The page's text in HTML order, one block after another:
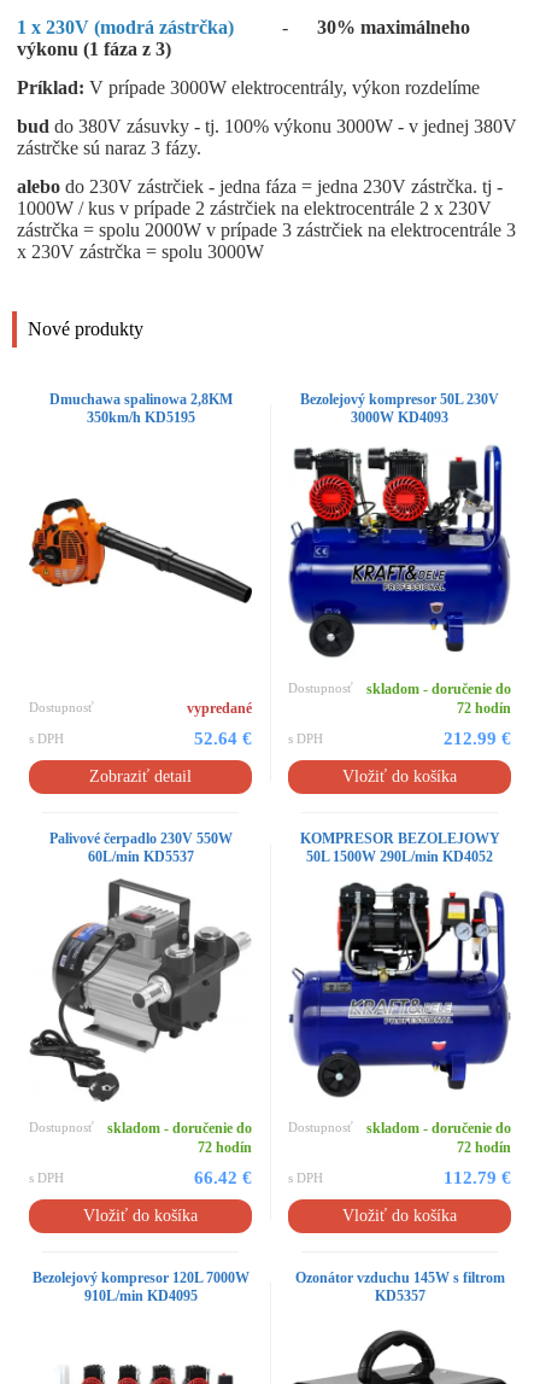
1 x 230V (modrá zástrčka) - 30% maximálneho
výkonu (1 fáza z 3)
Príklad: V prípade 3000W elektrocentrály, výkon rozdelíme
bud do 380V zásuvky - tj. 100% výkonu 3000W - v jednej 380V
zástrčke sú naraz 3 fázy.
alebo do 230V zástrčiek - jedna fáza = jedna 230V zástrčka. tj -
1000W / kus v prípade 2 zástrčiek na elektrocentrále 2 x 230V
zástrčka = spolu 2000W v prípade 3 zástrčiek na elektrocentrále 3
x 230V zástrčka = spolu 3000W
Nové produkty
Dmuchawa spalinowa 2,8KM
350km/h KD5195
Dostupnosť vypredané
s DPH 52.64 €
Zobraziť detail
Bezolejový kompresor 50L 230V
3000W KD4093
Dostupnosť
skladom - doručenie do
72 hodín
s DPH 212.99 €
Vložiť do košíka
Palivové čerpadlo 230V 550W
60L/min KD5537
Dostupnosť
skladom - doručenie do
72 hodín
s DPH 66.42 €
Vložiť do košíka
KOMPRESOR BEZOLEJOWY
50L 1500W 290L/min KD4052
Dostupnosť
skladom - doručenie do
72 hodín
s DPH 112.79 €
Vložiť do košíka
Bezolejový kompresor 120L 7000W
910L/min KD4095
Ozonátor vzduchu 145W s filtrom
KD5357